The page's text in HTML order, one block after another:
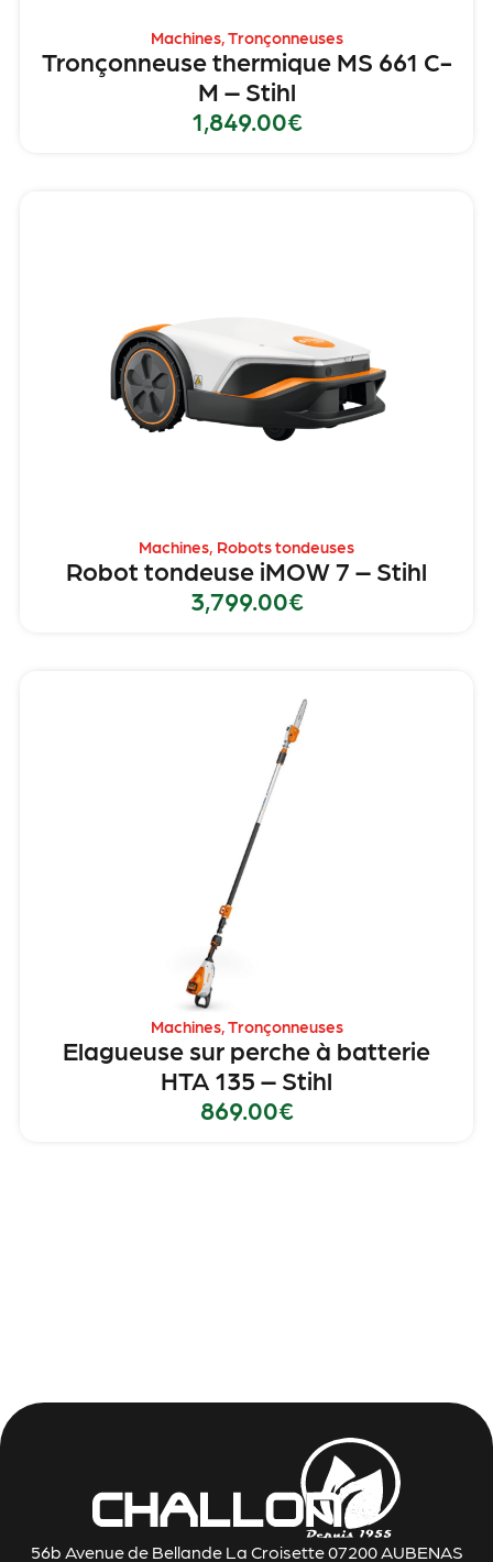
Machines,Tronçonneuses
Tronçonneuse thermique MS 661 C-
M – Stihl
1,849.00€
Machines, Robots tondeuses
Robot tondeuse iMOW 7 – Stihl
3,799.00€
Machines,Tronçonneuses
Elagueuse sur perche à batterie
HTA 135 – Stihl
869.00€
56b Avenue de Bellande La Croisette 07200 AUBENAS